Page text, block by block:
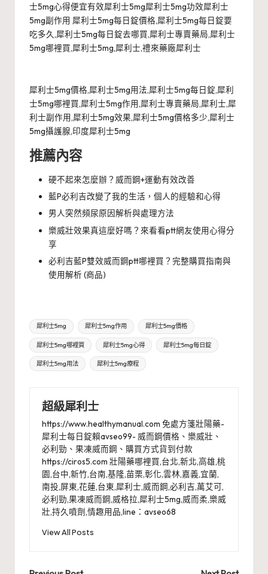
士5mg心得便宜有效犀利士5mg犀利士5mg功效犀利士
5mg副作用 犀利士5mg每日錠價格,犀利士5mg每日錠要
吃多久,犀利士5mg每日錠去哪買,犀利士專賣藥局,犀利士
5mg哪裡買,犀利士5mg,犀利士,禮來藥廠犀利士
犀利士5mg價格,犀利士5mg用法,犀利士5mg每日錠,犀利
士5mg哪裡買,犀利士5mg作用,犀利士專賣藥局,犀利士,犀
利士副作用,犀利士5mg效果,犀利士5mg價格多少,犀利士
5mg攝護腺,印度犀利士5mg
推薦內容
硬不起來怎麼辦？威而鋼+運動有效改善
藍P必利吉改變了我的生活，個人的經驗和心得
男人突然頻尿原因解析與處理方法
樂威壯效果真這麼好嗎？來看看ptt網友使用心得分
享
必利吉藍P雙效威而鋼ptt哪裡買？完整購買指南與
使用解析 (商品)
Tags:
犀利士5mg 犀利士5mg作用 犀利士5mg價格
犀利士5mg哪裡買 犀利士5mg心得 犀利士5mg每日錠
犀利士5mg用法 犀利士5mg療程
超級犀利士
https://www.healthymanual.com 免處方箋壯陽藥-
犀利士每日錠賴avseo99- 威而鋼價格、樂威壯、
必利勁、果凍威而鋼、購買方式貨到付款
https://ciros5.com 壯陽藥哪裡買,台北,新北,高雄,桃
園,台中,新竹,台南,基隆,苗栗,彰化,雲林,嘉義,宜蘭,
南投,屏東,花蓮,台東,犀利士,威而鋼,必利吉,萬艾可,
必利勁,果凍威而鋼,威格拉,犀利士5mg,威而柔,樂威
壯,持久噴劑,情趣用品,line：avseo68
View All Posts